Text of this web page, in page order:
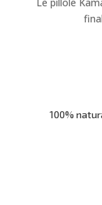
Le pillole
100%